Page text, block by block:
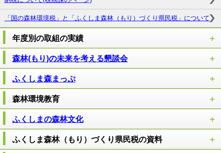
「国の森林環境税」と「ふくしま森林（もり）づくり県民税」について
年度別の取組の実績
森林(もり)の未来を考える懇談会
ふくしま森まっぷ
森林環境教育
ふくしまの森林文化
ふくしま森林（もり）づくり県民税の資料